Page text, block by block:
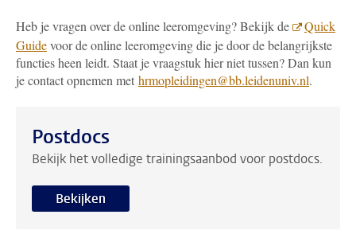
Heb je vragen over de online leeromgeving? Bekijk de
Quick
Guidevoor de online leeromgeving die je door de belangrijkste
functies heen leidt. Staat je vraagstuk hier niet tussen? Dan kun
je contact opnemen met hrmopleidingen@bb.leidenuniv.nl.
Postdocs
Bekijk het volledige trainingsaanbod voor postdocs.
Bekijken